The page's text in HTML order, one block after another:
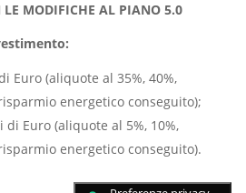
LE MODIFICHE AL PIANO 5.0
Euro (aliquote al 35%, 40%,
energetico conseguito);
di Euro (aliquote al 5%, 10%,
energetico conseguito).